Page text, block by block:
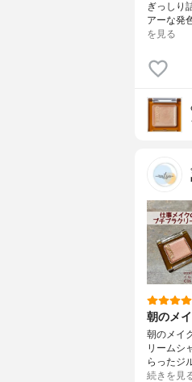
ぎっしり
アーな発
を見る
朝のメ
朝のメイ
リームシ
らったジ
続きを見